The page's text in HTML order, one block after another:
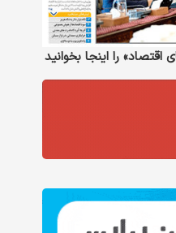
را اینجا بخوانید